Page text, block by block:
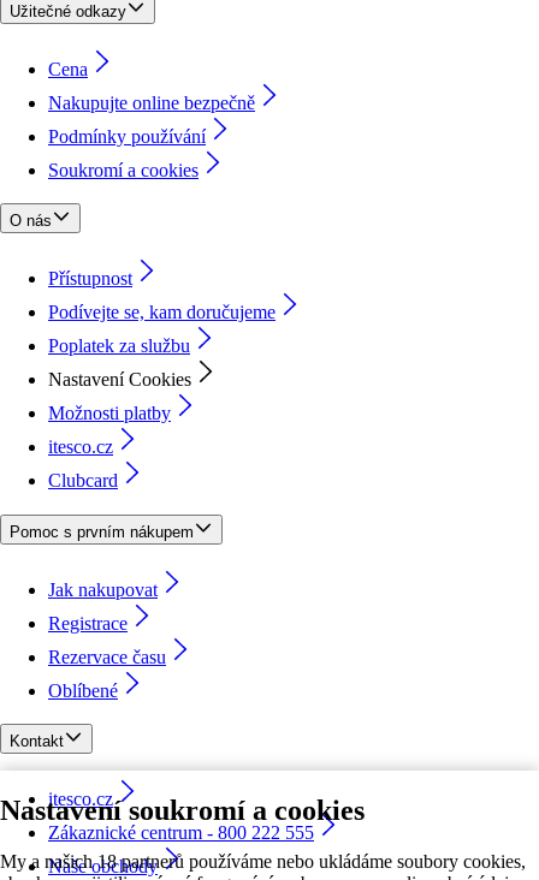
Nastavení soukromí a cookies
My a našich 18 partnerů používáme nebo ukládáme soubory cookies,
Užitečné odkazy
Cena
Nakupujte online bezpečně
Podmínky používání
Soukromí a cookies
O nás
Přístupnost
Podívejte se, kam doručujeme
Poplatek za službu
Nastavení Cookies
Možnosti platby
itesco.cz
Clubcard
Pomoc s prvním nákupem
Jak nakupovat
Registrace
Rezervace času
Oblíbené
Kontakt
itesco.cz
Zákaznické centrum - 800 222 555
Naše obchody